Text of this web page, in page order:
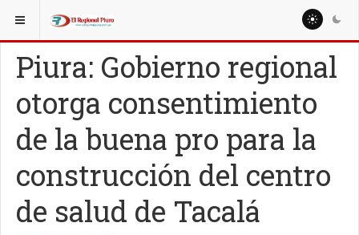
ESTÁ AQUÍ: REGIÓN PIURA
Piura: Gobierno regional
otorga consentimiento
de la buena pro para la
construcción del centro
de salud de Tacalá